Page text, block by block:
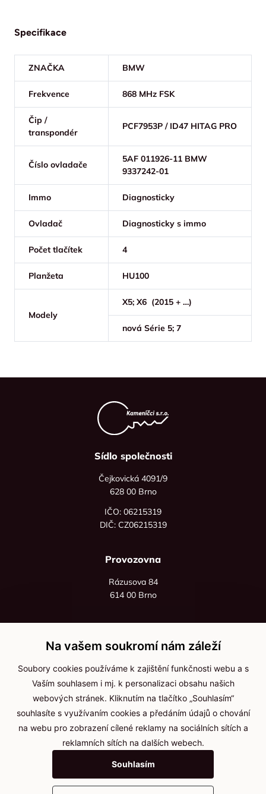
Specifikace
ZNAČKA BMW
Frekvence 868 MHz FSK
Čip /
transpondér
PCF7953P / ID47 HITAG PRO
Číslo ovladače
5AF 011926-11 BMW
9337242-01
Immo Diagnosticky
Ovladač Diagnosticky s immo
Počet tlačítek 4
Planžeta HU100
Modely
X5; X6 (2015 + …)
nová Série 5; 7
Sídlo společnosti
Čejkovická 4091/9
628 00 Brno
IČO: 06215319
DIČ: CZ06215319
Provozovna
Rázusova 84
614 00 Brno
+420 736 535 066
Po - pá: 8:00 - 16:00
info@jma-kam.cz
Důležité informace
Ochrana osobních údajů
Cookies
Na vašem soukromí nám záleží
Soubory cookies používáme k zajištění funkčnosti webu a s
Vaším souhlasem i mj. k personalizaci obsahu našich
webových stránek. Kliknutím na tlačítko „Souhlasím“
souhlasíte s využívaním cookies a předáním údajů o chování
na webu pro zobrazení cílené reklamy na sociálních sítích a
reklamních sítích na dalších webech.
Souhlasím